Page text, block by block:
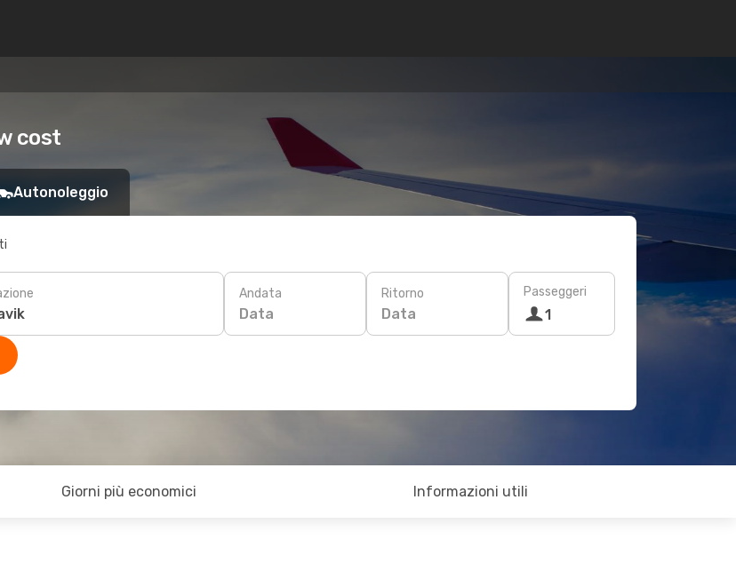
cost
Autonoleggio
Andata
Data
Ritorno
Data
Passeggeri
1
Giorni più economici Informazioni utili